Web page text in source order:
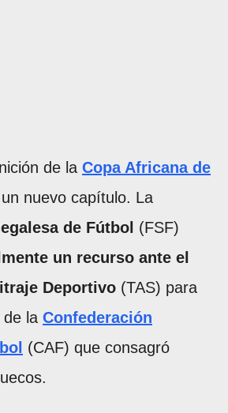
de la Copa Africana de
nuevo capítulo. La
de Fútbol (FSF)
un recurso ante el
Deportivo (TAS) para
de la Confederación
(CAF) que consagró